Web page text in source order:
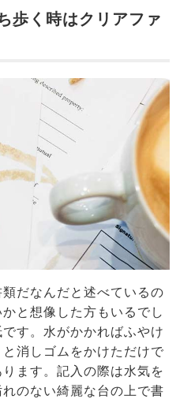
歩く時はクリアファ
だなんだと述べているの
と想像した方もいるでし
す。水がかかればふやけ
消しゴムをかけただけで
ます。記入の際は水気を
のない綺麗な台の上で書